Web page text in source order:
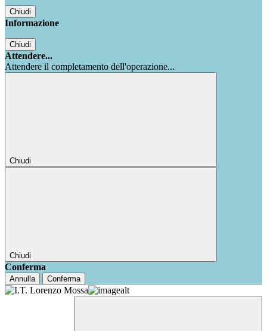
Chiudi
Informazione
Chiudi
Attendere...
Attendere il completamento dell'operazione...
Chiudi
Chiudi
Conferma
Annulla Conferma